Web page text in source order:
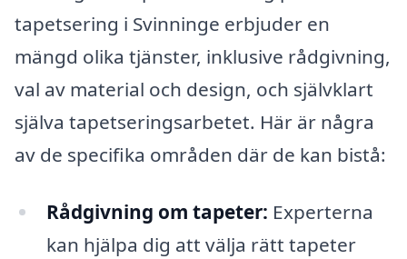
tapetsering i Svinninge erbjuder en
mängd olika tjänster, inklusive rådgivning,
val av material och design, och självklart
själva tapetseringsarbetet. Här är några
av de specifika områden där de kan bistå:
Rådgivning om tapeter: Experterna
kan hjälpa dig att välja rätt tapeter